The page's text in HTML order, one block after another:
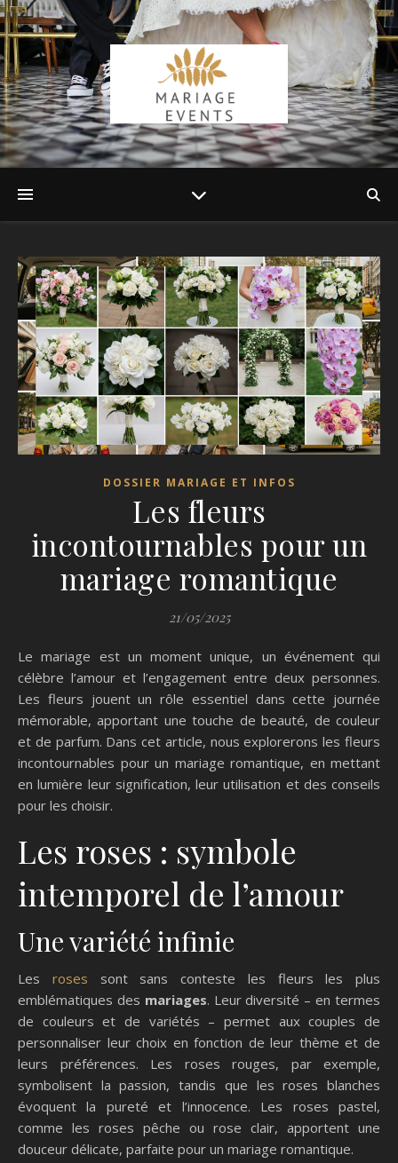
DOSSIER MARIAGE ET INFOS
Les fleurs
incontournables pour un
mariage romantique
21/05/2025
Le mariage est un moment unique, un événement qui
célèbre l’amour et l’engagement entre deux personnes.
Les fleurs jouent un rôle essentiel dans cette journée
mémorable, apportant une touche de beauté, de couleur
et de parfum. Dans cet article, nous explorerons les fleurs
incontournables pour un mariage romantique, en mettant
en lumière leur signification, leur utilisation et des conseils
pour les choisir.
Les roses : symbole
intemporel de l’amour
Une variété infinie
Les roses sont sans conteste les fleurs les plus
emblématiques des mariages. Leur diversité – en termes
de couleurs et de variétés – permet aux couples de
personnaliser leur choix en fonction de leur thème et de
leurs préférences. Les roses rouges, par exemple,
symbolisent la passion, tandis que les roses blanches
évoquent la pureté et l’innocence. Les roses pastel,
comme les roses pêche ou rose clair, apportent une
douceur délicate, parfaite pour un mariage romantique.